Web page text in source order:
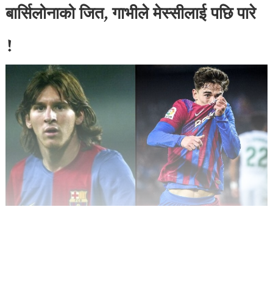
बार्सिलोनाको जित, गाभीले मेस्सीलाई पछि पारे
!